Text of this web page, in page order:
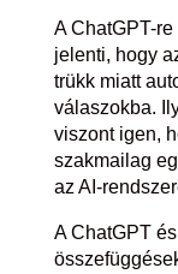
A ChatGPT-
jelenti, hogy
trükk miatt
válaszokba.
viszont igen,
szakmailag
az AI-
A ChatGPT